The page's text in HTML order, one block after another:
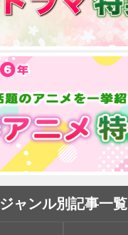
ジャンル別記事一覧